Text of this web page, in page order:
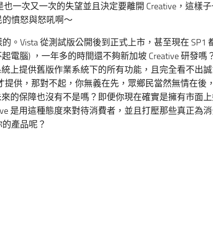
一次又一次的失望並且決定要離開 Creative，這樣
憤怒與怒吼啊～
。Vista 從測試版公開後到正式上市，甚至現在 SP1
電腦) ，一年多的時間還不夠新加坡 Creative 研發嗎
上提供舊版作業系統下的所有功能，且完全看不出
提供，那對不起，你無義在先，眾鄉民當然無情在後
的保障也沒有不是嗎？即便你現在確實是擁有市面
是用這種態度來對待消費者，並且打壓那些真正為
產品呢？